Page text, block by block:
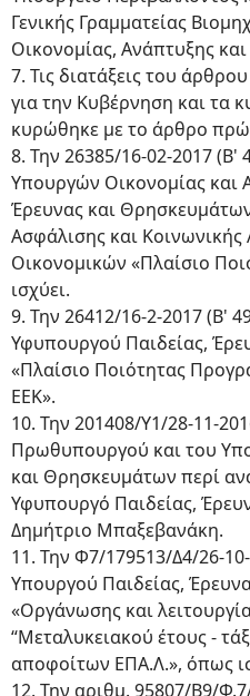
Γενικής Γραμματείας
Οικονομίας, Ανάπτυξης
7. Τις διατάξεις του
για την Κυβέρνηση και τα
κυρώθηκε με το άρθρο
8. Την 26385/16-02-2017
Υπουργών Οικονομίας και
Έρευνας και
Ασφάλισης και Κοινωνικής
Οικονομικών «Πλαίσιο
ισχύει.
9. Την 26412/16-2-2017 (Β'
Υφυπουργού Παιδείας,
«Πλαίσιο Ποιότητας
ΕΕΚ».
10. Την 201408/Υ1/28-11-
Πρωθυπουργού και του
και Θρησκευμάτων περί
Υφυπουργό Παιδείας,
Δημήτριο Μπαξεβανάκη.
11. Την Φ7/179513/Δ4/26-
Υπουργού Παιδείας,
«Οργάνωσης και
“Μεταλυκειακού έτους -
αποφοίτων ΕΠΑ.Λ.», όπως
12. Την αριθμ. 95807/Β9/